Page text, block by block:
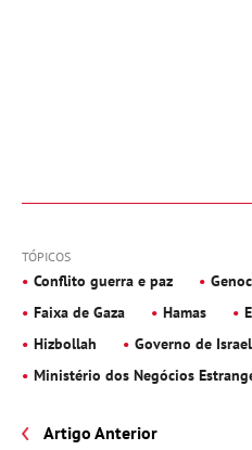
TÓPICOS
Conflito guerra e paz
Faixa de Gaza
Hamas
Hizbollah
Governo de Israel
Ministério dos Negócios
Artigo Anterior